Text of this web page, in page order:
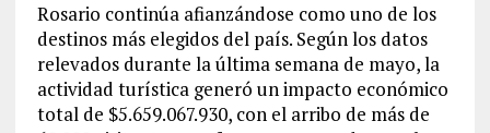
Rosario continúa afianzándose como uno de los
destinos más elegidos del país. Según los datos
relevados durante la última semana de mayo, la
actividad turística generó un impacto económico
total de $5.659.067.930, con el arribo de más de